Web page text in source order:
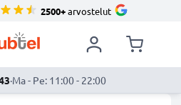
2500+arvostelut
·Ma - Pe: 11:00 - 22:00